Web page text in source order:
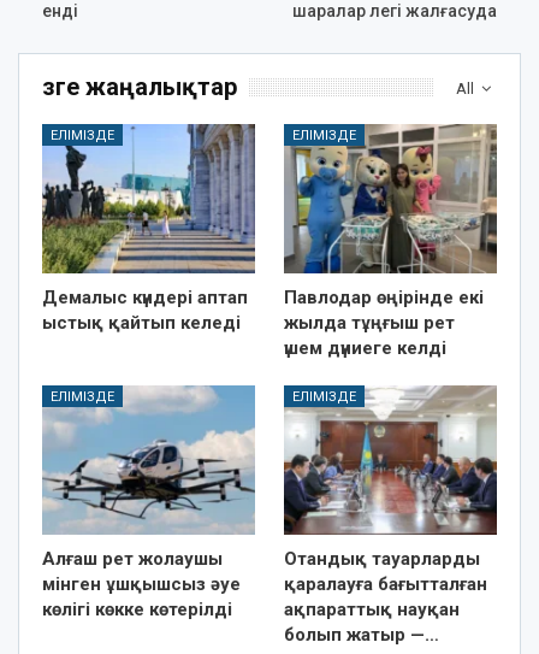
енді шаралар легі жалғасуда
All
Өзге жаңалықтар
ЕЛІМІЗДЕ
Демалыс күндері аптап
ыстық қайтып келеді
ЕЛІМІЗДЕ
Павлодар өңірінде екі
жылда тұңғыш рет
үшем дүниеге келді
ЕЛІМІЗДЕ
Алғаш рет жолаушы
мінген ұшқышсыз әуе
көлігі көкке көтерілді
ЕЛІМІЗДЕ
Отандық тауарларды
қаралауға бағытталған
ақпараттық науқан
болып жатыр —…